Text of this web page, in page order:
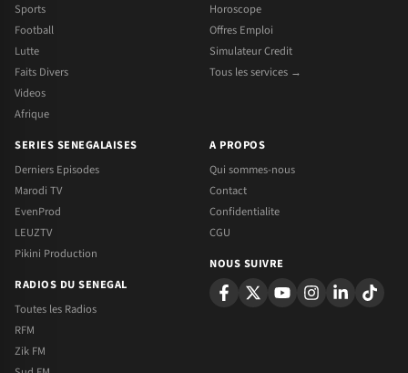
Sports
Football
Lutte
Faits Divers
Videos
Afrique
Horoscope
Offres Emploi
Simulateur Credit
Tous les services →
SERIES SENEGALAISES
Derniers Episodes
Marodi TV
EvenProd
LEUZTV
Pikini Production
RADIOS DU SENEGAL
Toutes les Radios
RFM
Zik FM
A PROPOS
Qui sommes-nous
Contact
Confidentialite
CGU
NOUS SUIVRE